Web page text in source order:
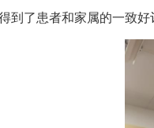
到了患者和家属的一致好